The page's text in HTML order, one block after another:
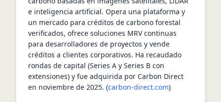
e inteligencia artificial. Opera una plataforma y
un mercado para créditos de carbono forestal
verificados, ofrece soluciones MRV continuas
para desarrolladores de proyectos y vende
créditos a clientes corporativos. Ha recaudado
rondas de capital (Series A y Series B con
extensiones) y fue adquirida por Carbon Direct
en noviembre de 2025. (carbon-direct.com)